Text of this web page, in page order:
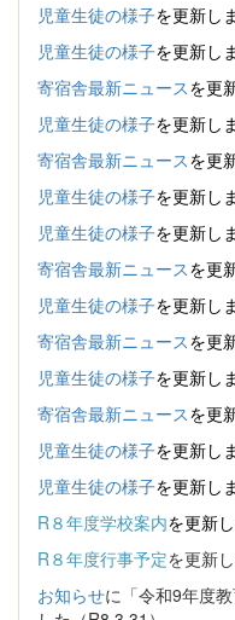
児童生徒の様子を更新し
児童生徒の様子を更新し
寄宿舎最新ニュースを更
児童生徒の様子を更新し
寄宿舎最新ニュースを更
児童生徒の様子を更新し
児童生徒の様子を更新し
寄宿舎最新ニュースを更
児童生徒の様子を更新し
寄宿舎最新ニュースを更
児童生徒の様子を更新し
寄宿舎最新ニュースを更
児童生徒の様子を更新し
児童生徒の様子を更新し
R８年度学校案内を更新
R８年度行事予定を更新
お知らせに「令和9年度